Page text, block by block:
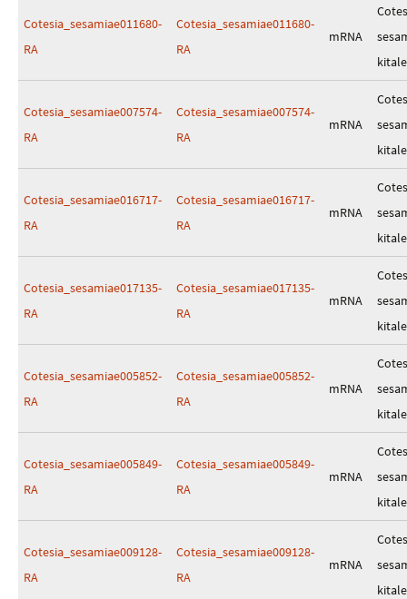
Cotesia_sesamiae011680-
RA
Cotesia_sesamiae011680-
RA
mRNA
kitale
Cotesia_sesamiae007574-
RA
Cotesia_sesamiae007574-
RA
mRNA
kitale
Cotesia_sesamiae016717-
RA
Cotesia_sesamiae016717-
RA
mRNA
kitale
Cotesia_sesamiae017135-
RA
Cotesia_sesamiae017135-
RA
mRNA
kitale
Cotesia_sesamiae005852-
RA
Cotesia_sesamiae005852-
RA
mRNA
kitale
Cotesia_sesamiae005849-
RA
Cotesia_sesamiae005849-
RA
mRNA
kitale
Cotesia_sesamiae009128-
RA
Cotesia_sesamiae009128-
RA
mRNA
kitale